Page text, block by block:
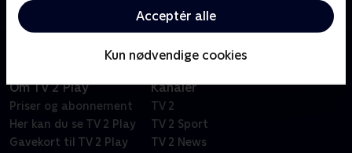
Acceptér alle
Kun nødvendige cookies
tilrettelæggere og tv-personligheder.
Om TV 2 Play
Priser og abonnement
Her kan du se TV 2 Play
Gavekort til TV 2 Play
Kanaler
TV 2
TV 2 Sport
TV 2 News